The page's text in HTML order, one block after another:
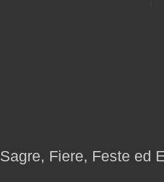
Sagre, Fiere, Feste ed